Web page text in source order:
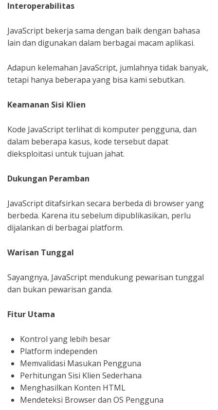
Interoperabilitas
JavaScript bekerja sama dengan baik dengan bahasa
lain dan digunakan dalam berbagai macam aplikasi.
Adapun kelemahan JavaScript, jumlahnya tidak banyak,
tetapi hanya beberapa yang bisa kami sebutkan.
Keamanan Sisi Klien
Kode JavaScript terlihat di komputer pengguna, dan
dalam beberapa kasus, kode tersebut dapat
dieksploitasi untuk tujuan jahat.
Dukungan Peramban
JavaScript ditafsirkan secara berbeda di browser yang
berbeda. Karena itu sebelum dipublikasikan, perlu
dijalankan di berbagai platform.
Warisan Tunggal
Sayangnya, JavaScript mendukung pewarisan tunggal
dan bukan pewarisan ganda.
Fitur Utama
Kontrol yang lebih besar
Platform independen
Memvalidasi Masukan Pengguna
Perhitungan Sisi Klien Sederhana
Menghasilkan Konten HTML
Mendeteksi Browser dan OS Pengguna